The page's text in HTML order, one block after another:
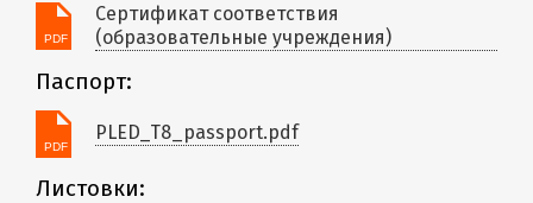
Сертификат соответствия
(образовательные учреждения)
Паспорт:
PLED_T8_passport.pdf
Листовки: